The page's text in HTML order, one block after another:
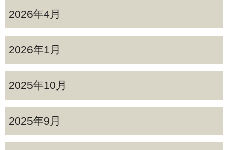
2026年4月
2026年1月
2025年10月
2025年9月